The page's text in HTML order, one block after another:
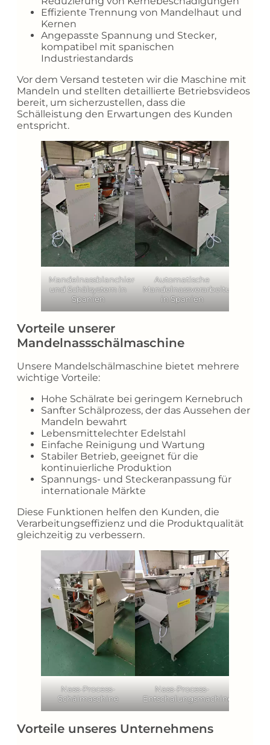
Effiziente Trennung von Mandelhaut und
Kernen
Angepasste Spannung und Stecker,
kompatibel mit spanischen
Industriestandards
Vor dem Versand testeten wir die Maschine mit
Mandeln und stellten detaillierte Betriebsvideos
bereit, um sicherzustellen, dass die
Schälleistung den Erwartungen des Kunden
entspricht.
Mandelnassblanchier-
und Schälsystem in
Spanien
Automatische
in Spanien
Vorteile unserer
Mandelnassschälmaschine
Unsere Mandelschälmaschine bietet mehrere
wichtige Vorteile:
Hohe Schälrate bei geringem Kernebruch
Sanfter Schälprozess, der das Aussehen der
Mandeln bewahrt
Lebensmittelechter Edelstahl
Einfache Reinigung und Wartung
Stabiler Betrieb, geeignet für die
kontinuierliche Produktion
Spannungs- und Steckeranpassung für
internationale Märkte
Diese Funktionen helfen den Kunden, die
Verarbeitungseffizienz und die Produktqualität
gleichzeitig zu verbessern.
Nass-Process-
Schälmaschine
Nass-Process-
Entschalungsmachine
Vorteile unseres Unternehmens